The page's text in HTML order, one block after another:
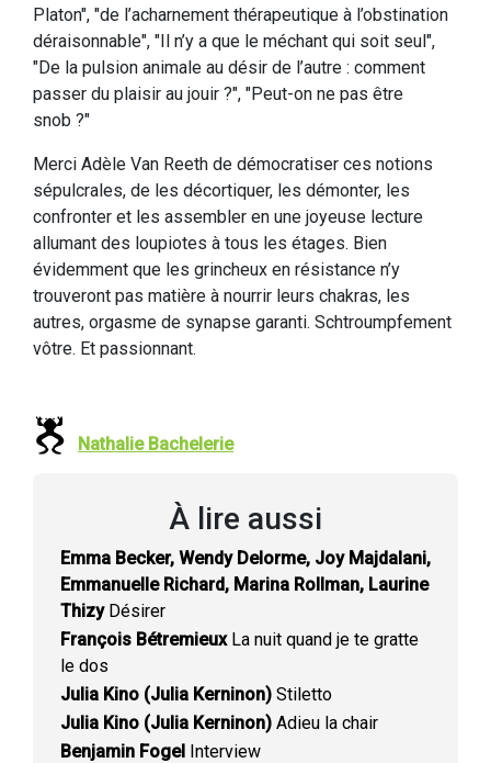
Platon", "de l’acharnement thérapeutique à l’obstination
déraisonnable", "Il n’y a que le méchant qui soit seul",
"De la pulsion animale au désir de l’autre : comment
passer du plaisir au jouir ?", "Peut-on ne pas être
snob ?"
Merci Adèle Van Reeth de démocratiser ces notions
sépulcrales, de les décortiquer, les démonter, les
confronter et les assembler en une joyeuse lecture
allumant des loupiotes à tous les étages. Bien
évidemment que les grincheux en résistance n’y
trouveront pas matière à nourrir leurs chakras, les
autres, orgasme de synapse garanti. Schtroumpfement
vôtre. Et passionnant.
Nathalie Bachelerie
À lire aussi
Emma Becker, Wendy Delorme, Joy Majdalani,
Emmanuelle Richard, Marina Rollman, Laurine
ThizyDésirer
François BétremieuxLa nuit quand je te gratte
le dos
Julia Kino (Julia Kerninon) Stiletto
Julia Kino (Julia Kerninon) Adieu la chair
Benjamin Fogel Interview